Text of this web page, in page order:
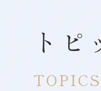
トピ
TOPICS